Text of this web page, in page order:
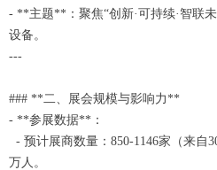
- **主题**：聚焦“创新·可持续·智联
设备。
---
### **二、展会规模与影响力**
- **参展数据**：
- 预计展商数量：850-1146家（来自
万人。